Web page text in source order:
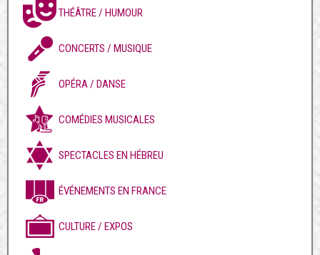
THÉÂTRE / HUMOUR
CONCERTS / MUSIQUE
OPÉRA / DANSE
COMÉDIES MUSICALES
SPECTACLES EN HÉBREU
ÉVÉNEMENTS EN FRANCE
CULTURE / EXPOS